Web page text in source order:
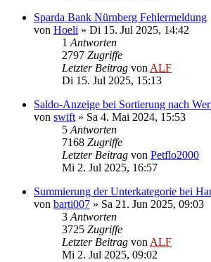
Sparda Bank Nürnberg Fehlermeldung
von Hoeli » Di 15. Jul 2025, 14:42
1 Antworten
2797 Zugriffe
Letzter Beitrag von ALF
Di 15. Jul 2025, 15:13
Saldo-Anzeige bei Sortierung nach
von swift » Sa 4. Mai 2024, 15:53
5 Antworten
7168 Zugriffe
Letzter Beitrag von Petflo2000
Mi 2. Jul 2025, 16:57
Summierung der Unterkategorie bei
von barti007 » Sa 21. Jun 2025, 09:03
3 Antworten
3725 Zugriffe
Letzter Beitrag von ALF
Mi 2. Jul 2025, 09:02